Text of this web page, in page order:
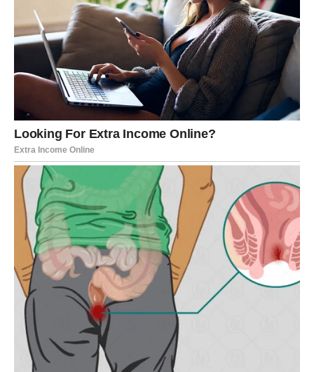
Neki Ovnovi razmišljaju o promeni posla ili dodatnom
angažmanu. Intuicija ti je jaka, ali nemoj donositi konačne
odluke pod naletom emocija.
Zapiši ideje koje ti dolaze – mogle bi uskoro postati
realnost.
PORODICA I DOM – POTREBA
ZA MIRNIM PROSTOROM
Iako si energičan, ovog vikenda ćeš imati potrebu za
povlačenjem u svoj prostor. Dom ti postaje utočište.
Mogući su manji nesporazumi sa članom porodice, ali
ništa što otvoren razgovor ne može rešiti. Nemoj
reagovati impulsivno – neko iz tvoje blizine prolazi kroz
sopstvene brige.